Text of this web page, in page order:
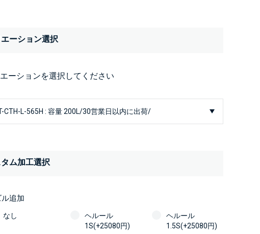
ーション選択
ーションを選択してください
ム加工選択
追加
なし
ヘルール
1S(+25080円)
ヘルール
1.5S(+25080円)